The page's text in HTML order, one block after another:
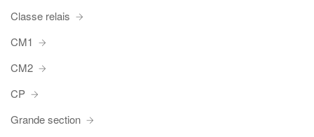
Classe relais
CM1
CM2
CP
Grande section